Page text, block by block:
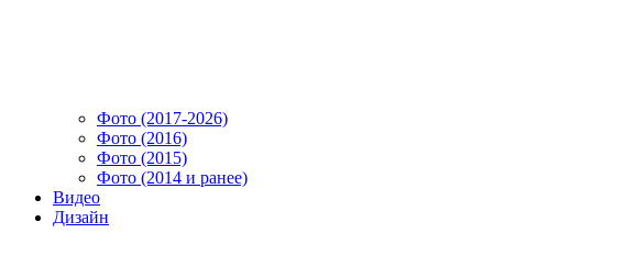
Фото (2017-2026)
Фото (2016)
Фото (2015)
Фото (2014 и ранее)
Видео
Дизайн